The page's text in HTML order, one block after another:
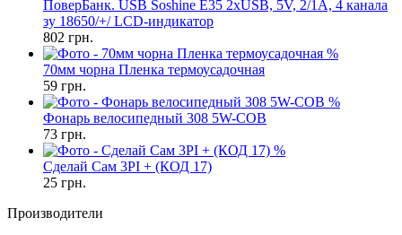
ПоверБанк. USB Soshine E35 2xUSB, 5V, 2/1A, 4 канала
зу 18650/+/ LCD-индикатор
802 грн.
%
70мм чорна Пленка термоусадочная
59 грн.
%
Фонарь велосипедный 308 5W-COB
73 грн.
%
Сделай Сам 3PI + (КОД 17)
25 грн.
Производители